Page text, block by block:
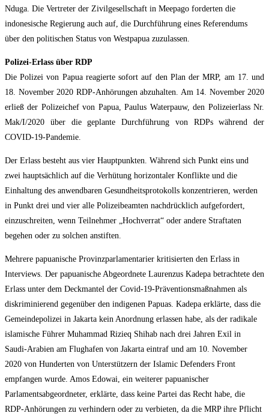
Nduga. Die Vertreter der Zivilgesellschaft in Meepago forderten die
indonesische Regierung auch auf, die Durchführung eines Referendums
über den politischen Status von Westpapua zuzulassen.
Polizei-Erlass über RDP
Die Polizei von Papua reagierte sofort auf den Plan der MRP, am 17. und
18. November 2020 RDP-Anhörungen abzuhalten. Am 14. November 2020
erließ der Polizeichef von Papua, Paulus Waterpauw, den Polizeierlass Nr.
Mak/I/2020 über die geplante Durchführung von RDPs während der
COVID-19-Pandemie.
Der Erlass besteht aus vier Hauptpunkten. Während sich Punkt eins und
zwei hauptsächlich auf die Verhütung horizontaler Konflikte und die
Einhaltung des anwendbaren Gesundheitsprotokolls konzentrieren, werden
in Punkt drei und vier alle Polizeibeamten nachdrücklich aufgefordert,
einzuschreiten, wenn Teilnehmer „Hochverrat“ oder andere Straftaten
begehen oder zu solchen anstiften.
Mehrere papuanische Provinzparlamentarier kritisierten den Erlass in
Interviews. Der papuanische Abgeordnete Laurenzus Kadepa betrachtete den
Erlass unter dem Deckmantel der Covid-19-Präventionsmaßnahmen als
diskriminierend gegenüber den indigenen Papuas. Kadepa erklärte, dass die
Gemeindepolizei in Jakarta kein Anordnung erlassen habe, als der radikale
islamische Führer Muhammad Rizieq Shihab nach drei Jahren Exil in
Saudi-Arabien am Flughafen von Jakarta eintraf und am 10. November
2020 von Hunderten von Unterstützern der Islamic Defenders Front
empfangen wurde. Amos Edowai, ein weiterer papuanischer
Parlamentsabgeordneter, erklärte, dass keine Partei das Recht habe, die
RDP-Anhörungen zu verhindern oder zu verbieten, da die MRP ihre Pflicht